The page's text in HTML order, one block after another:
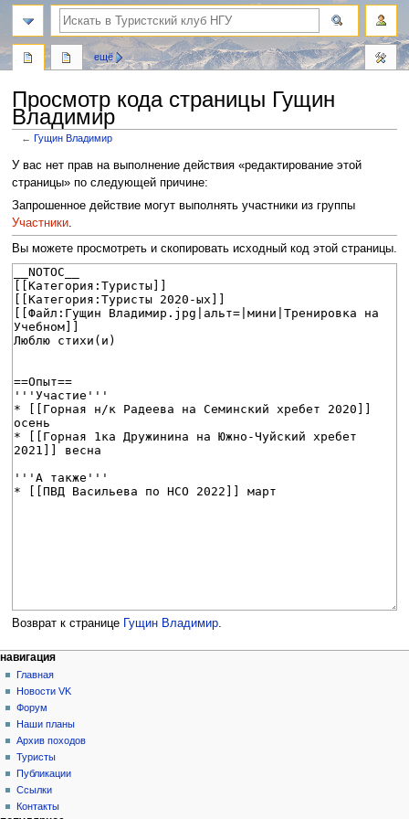
Просмотр кода страницы Гущин
Владимир
←Гущин Владимир
Перейти
к
навигации
Перейти
к
поиску
У вас нет прав на выполнение действия «редактирование этой
страницы» по следующей причине:
Запрошенное действие могут выполнять участники из группы
Участники.
Вы можете просмотреть и скопировать исходный код этой страницы.
Возврат к странице Гущин Владимир.
Н
а
в
и
а
ц
и
действия на странице
статья
обсуждение
читать
просмотр
кода
история
ещё
персональные инструменты
создать
учётную
запись
войти
навигация
Главная
Новости VK
Форум
Наши планы
Архив походов
Туристы
Публикации
Ссылки
Контакты
поиск